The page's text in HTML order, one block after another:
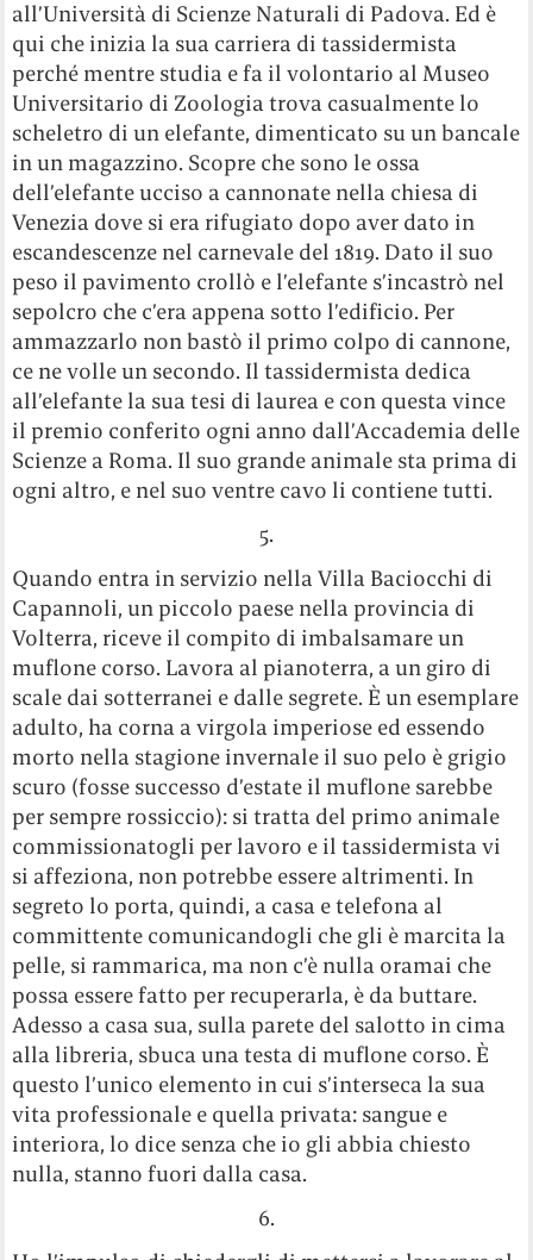
all’Università di Scienze Naturali di Padova. Ed è
qui che inizia la sua carriera di tassidermista
perché mentre studia e fa il volontario al Museo
Universitario di Zoologia trova casualmente lo
scheletro di un elefante, dimenticato su un bancale
in un magazzino. Scopre che sono le ossa
dell’elefante ucciso a cannonate nella chiesa di
Venezia dove si era rifugiato dopo aver dato in
escandescenze nel carnevale del 1819. Dato il suo
peso il pavimento crollò e l’elefante s’incastrò nel
sepolcro che c’era appena sotto l’edificio. Per
ammazzarlo non bastò il primo colpo di cannone,
ce ne volle un secondo. Il tassidermista dedica
all’elefante la sua tesi di laurea e con questa vince
il premio conferito ogni anno dall’Accademia delle
Scienze a Roma. Il suo grande animale sta prima di
ogni altro, e nel suo ventre cavo li contiene tutti.
5.
Quando entra in servizio nella Villa Baciocchi di
Capannoli, un piccolo paese nella provincia di
Volterra, riceve il compito di imbalsamare un
muflone corso. Lavora al pianoterra, a un giro di
scale dai sotterranei e dalle segrete. È un esemplare
adulto, ha corna a virgola imperiose ed essendo
morto nella stagione invernale il suo pelo è grigio
scuro (fosse successo d’estate il muflone sarebbe
per sempre rossiccio): si tratta del primo animale
commissionatogli per lavoro e il tassidermista vi
si affeziona, non potrebbe essere altrimenti. In
segreto lo porta, quindi, a casa e telefona al
committente comunicandogli che gli è marcita la
pelle, si rammarica, ma non c’è nulla oramai che
possa essere fatto per recuperarla, è da buttare.
Adesso a casa sua, sulla parete del salotto in cima
alla libreria, sbuca una testa di muflone corso. È
questo l’unico elemento in cui s’interseca la sua
vita professionale e quella privata: sangue e
interiora, lo dice senza che io gli abbia chiesto
nulla, stanno fuori dalla casa.
6.